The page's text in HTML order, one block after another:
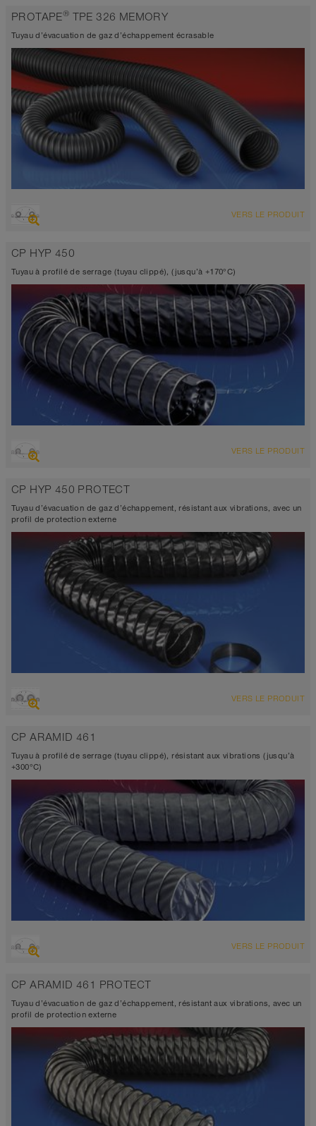
PROTAPE® TPE 326 MEMORY
Tuyau d’évacuation de gaz d’échappement écrasable
Tuyau d’aspiration
VERS LE PRODUIT
CP HYP 450
Tuyau à profilé de serrage (tuyau clippé), (jusqu’à +170°C)
Tuyau d’aspiration + tuyau de refoulement
-40°C à 170°C
VERS LE PRODUIT
CP HYP 450 PROTECT
Tuyau d’évacuation de gaz d’échappement, résistant aux vibrations, avec un
profil de protection externe
VUE D'ENSEMBLE
Tuyau d’aspiration
VERS LE PRODUIT
CP ARAMID 461
Tuyau à profilé de serrage (tuyau clippé), résistant aux vibrations (jusqu’à
+300°C)
Tuyau d’aspiration + tuyau de refoulement
-60°C à 260°C (300°C)
VERS LE PRODUIT
CP ARAMID 461 PROTECT
Tuyau d’évacuation de gaz d’échappement, résistant aux vibrations, avec un
profil de protection externe